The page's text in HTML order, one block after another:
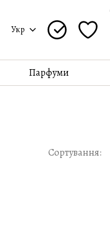
Укр
Парфуми
Сортування: